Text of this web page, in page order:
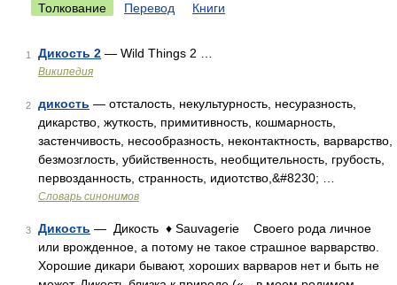
Толкование Перевод Книги
1 Дикость 2 — Wild Things 2 …
Википедия
2 дикость — отсталость, некультурность, несуразность,
дикарство, жуткость, примитивность, кошмарность,
застенчивость, несообразность, неконтактность, варварство,
безмозглость, убийственность, необщительность, грубость,
первозданность, странность, идиотство,&#8230; …
Словарь синонимов
3 Дикость — Дикость ♦ Sauvagerie Своего рода личное
или врожденное, а потому не такое страшное варварство.
Хорошие дикари бывают, хороших варваров нет и быть не